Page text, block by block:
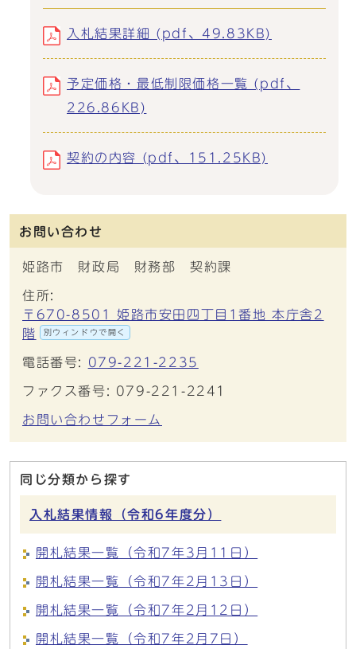
入札結果詳細 (pdf、49.83KB)
予定価格・最低制限価格一覧 (pdf、
226.86KB)
契約の内容 (pdf、151.25KB)
お問い合わせ
姫路市 財政局 財務部 契約課
住所:
〒670-8501 姫路市安田四丁目1番地 本庁舎2
階
別ウィンドウで開く
電話番号: 079-221-2235
ファクス番号: 079-221-2241
お問い合わせフォーム
同じ分類から探す
入札結果情報（令和6年度分）
開札結果一覧（令和7年3月11日）
開札結果一覧（令和7年2月13日）
開札結果一覧（令和7年2月12日）
開札結果一覧（令和7年2月7日）